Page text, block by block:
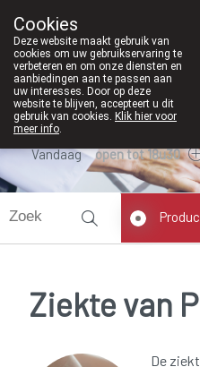
011/610300
Vandaag open tot 18u30
Ziekte van
De
Cookies
Deze website maakt gebruik van
cookies om uw gebruikservaring te
verbeteren en om onze diensten en
aanbiedingen aan te passen aan
uw interesses. Door op deze
website te blijven, accepteert u dit
gebruik van cookies. Klik hier voor
meer info.